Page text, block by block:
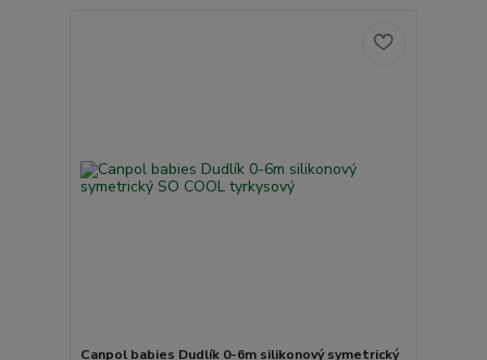
Canpol babies Dudlík 0-6m silikonový symetrický